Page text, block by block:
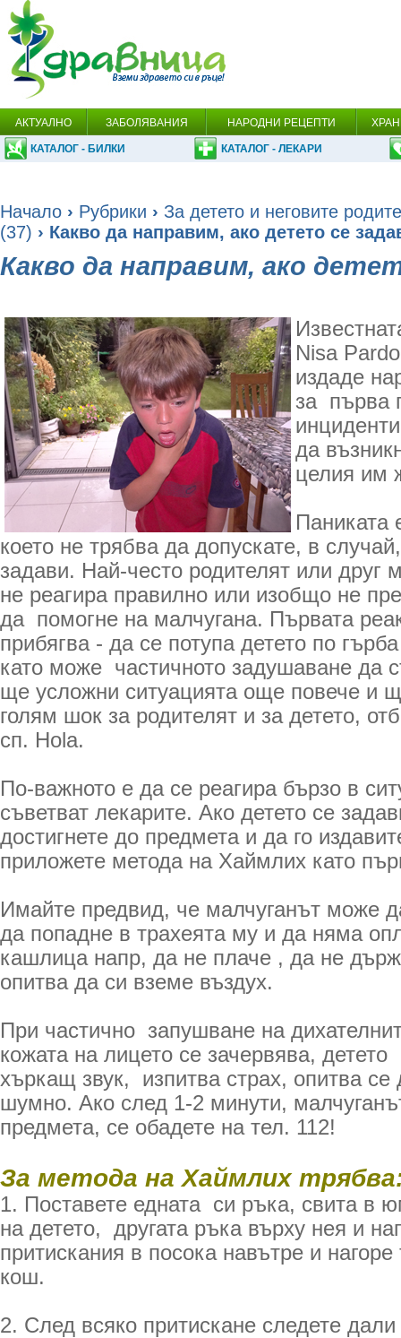
АКТУАЛНО ЗАБОЛЯВАНИЯ НАРОДНИ РЕЦЕПТИ
КАТАЛОГ - БИЛКИ КАТАЛОГ - ЛЕКАРИ
Начало › Рубрики › За детето и неговите
(37) › Какво да направим, ако детето се
Какво да направим, ако
Nisa
издаде
за първа
да
целия им
Паниката
което не трябва да допускате, в
задави. Най-често родителят или друг
не реагира правилно или изобщо не
да помогне на малчугана. Първата
прибягва - да се потупа детето по
като може частичното задушаване да
ще усложни ситуацията още повече и
голям шок за родителят и за детето,
сп. Hola.
По-важното е да се реагира бързо в
съветват лекарите. Ако детето се
достигнете до предмета и да го
приложете метода на Хаймлих като
Имайте предвид, че малчуганът може
да попадне в трахеята му и да няма
кашлица напр, да не плаче , да не
опитва да си вземе въздух.
При частично запушване на
кожата на лицето се зачервява,
хъркащ звук, изпитва страх, опитва
шумно. Ако след 1-2 минути,
предмета, се обадете на тел. 112!
За метода на Хаймлих
1. Поставете едната си ръка, свита в
на детето, другата ръка върху нея и
притискания в посока навътре и
кош.
2. След всяко притискане следете